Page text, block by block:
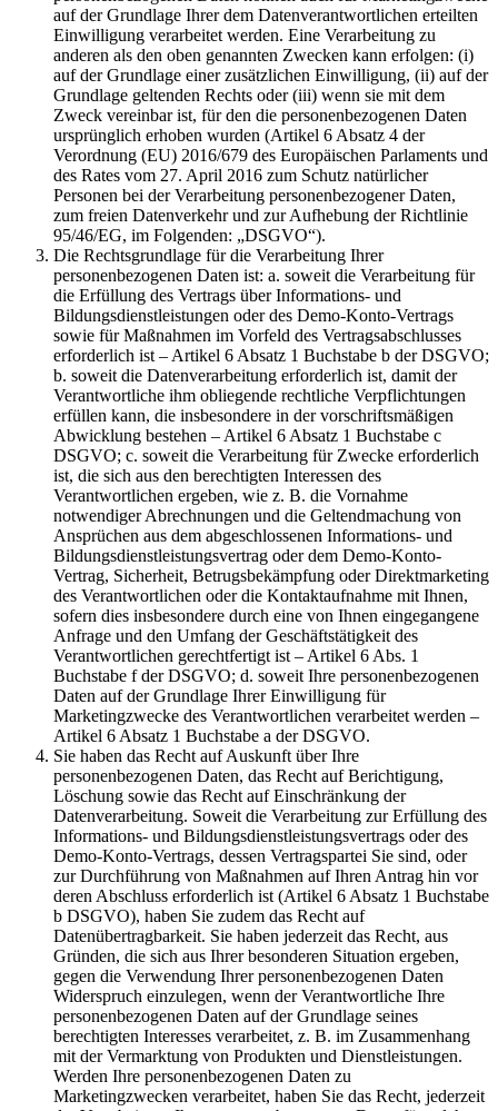
auf der Grundlage Ihrer dem Datenverantwortlichen erteilten
Einwilligung verarbeitet werden. Eine Verarbeitung zu
anderen als den oben genannten Zwecken kann erfolgen: (i)
auf der Grundlage einer zusätzlichen Einwilligung, (ii) auf der
Grundlage geltenden Rechts oder (iii) wenn sie mit dem
Zweck vereinbar ist, für den die personenbezogenen Daten
ursprünglich erhoben wurden (Artikel 6 Absatz 4 der
Verordnung (EU) 2016/679 des Europäischen Parlaments und
des Rates vom 27. April 2016 zum Schutz natürlicher
Personen bei der Verarbeitung personenbezogener Daten,
zum freien Datenverkehr und zur Aufhebung der Richtlinie
95/46/EG, im Folgenden: „DSGVO“).
Die Rechtsgrundlage für die Verarbeitung Ihrer
personenbezogenen Daten ist: a. soweit die Verarbeitung für
die Erfüllung des Vertrags über Informations- und
Bildungsdienstleistungen oder des Demo-Konto-Vertrags
sowie für Maßnahmen im Vorfeld des Vertragsabschlusses
erforderlich ist – Artikel 6 Absatz 1 Buchstabe b der DSGVO;
b. soweit die Datenverarbeitung erforderlich ist, damit der
Verantwortliche ihm obliegende rechtliche Verpflichtungen
erfüllen kann, die insbesondere in der vorschriftsmäßigen
Abwicklung bestehen – Artikel 6 Absatz 1 Buchstabe c
DSGVO; c. soweit die Verarbeitung für Zwecke erforderlich
ist, die sich aus den berechtigten Interessen des
Verantwortlichen ergeben, wie z. B. die Vornahme
notwendiger Abrechnungen und die Geltendmachung von
Ansprüchen aus dem abgeschlossenen Informations- und
Bildungsdienstleistungsvertrag oder dem Demo-Konto-
Vertrag, Sicherheit, Betrugsbekämpfung oder Direktmarketing
des Verantwortlichen oder die Kontaktaufnahme mit Ihnen,
sofern dies insbesondere durch eine von Ihnen eingegangene
Anfrage und den Umfang der Geschäftstätigkeit des
Verantwortlichen gerechtfertigt ist – Artikel 6 Abs. 1
Buchstabe f der DSGVO; d. soweit Ihre personenbezogenen
Daten auf der Grundlage Ihrer Einwilligung für
Marketingzwecke des Verantwortlichen verarbeitet werden –
Artikel 6 Absatz 1 Buchstabe a der DSGVO.
Sie haben das Recht auf Auskunft über Ihre
personenbezogenen Daten, das Recht auf Berichtigung,
Löschung sowie das Recht auf Einschränkung der
Datenverarbeitung. Soweit die Verarbeitung zur Erfüllung des
Informations- und Bildungsdienstleistungsvertrags oder des
Demo-Konto-Vertrags, dessen Vertragspartei Sie sind, oder
zur Durchführung von Maßnahmen auf Ihren Antrag hin vor
deren Abschluss erforderlich ist (Artikel 6 Absatz 1 Buchstabe
b DSGVO), haben Sie zudem das Recht auf
Datenübertragbarkeit. Sie haben jederzeit das Recht, aus
Gründen, die sich aus Ihrer besonderen Situation ergeben,
gegen die Verwendung Ihrer personenbezogenen Daten
Widerspruch einzulegen, wenn der Verantwortliche Ihre
personenbezogenen Daten auf der Grundlage seines
berechtigten Interesses verarbeitet, z. B. im Zusammenhang
mit der Vermarktung von Produkten und Dienstleistungen.
Werden Ihre personenbezogenen Daten zu
Marketingzwecken verarbeitet, haben Sie das Recht, jederzeit